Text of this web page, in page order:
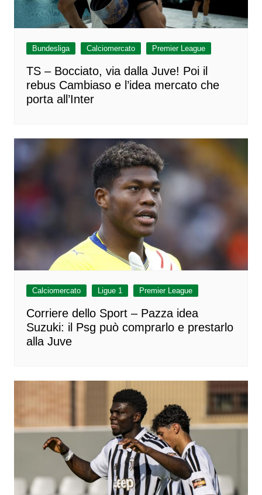
Bundesliga Calciomercato Premier League
TS – Bocciato, via dalla Juve! Poi il
rebus Cambiaso e l’idea mercato che
porta all’Inter
Calciomercato Ligue 1 Premier League
Corriere dello Sport – Pazza idea
Suzuki: il Psg può comprarlo e prestarlo
alla Juve